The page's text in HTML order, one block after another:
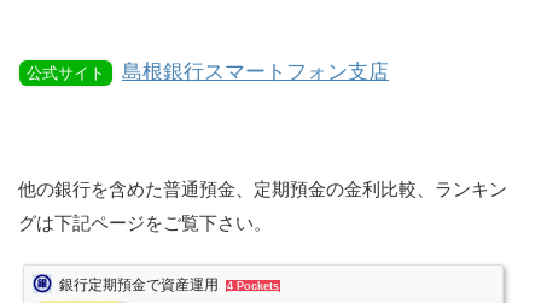
公式サイト 島根銀行スマートフォン支店
他の銀行を含めた普通預金、定期預金の金利比較、ランキン
グは下記ページをご覧下さい。
銀行定期預金で資産運用 4 Pockets